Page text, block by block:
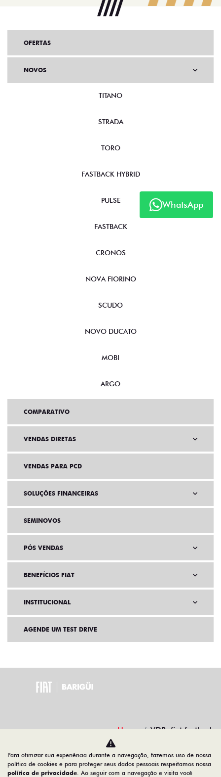
WhatsApp
OFERTAS
NOVOS
TITANO
STRADA
TORO
FASTBACK HYBRID
PULSE
FASTBACK
CRONOS
NOVA FIORINO
SCUDO
NOVO DUCATO
MOBI
ARGO
COMPARATIVO
VENDAS DIRETAS
VENDAS PARA PCD
SOLUÇÕES FINANCEIRAS
SEMINOVOS
PÓS VENDAS
BENEFÍCIOS FIAT
INSTITUCIONAL
AGENDE UM TEST DRIVE
Home VDP: fiat fastback
Desacelere. Seu bem maior é a vida.
Para otimizar sua experiência durante a navegação, fazemos uso de nossa
política de cookies e para proteger seus dados pessoais respeitamos nossa
política de privacidade. Ao seguir com a navegação e visita você